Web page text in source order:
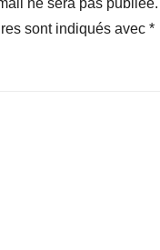
sont indiqués avec *